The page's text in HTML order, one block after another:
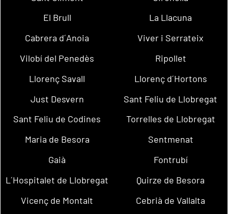
El Brull
La Llacuna
Cabrera d´Anoia
Viver i Serrateix
Vilobí del Penedès
Ripollet
Llorenç Savall
Llorenç d´Hortons
Just Desvern
Sant Feliu de Llobregat
Sant Feliu de Codines
Torrelles de Llobregat
Maria de Besora
Sentmenat
Gaià
Fontrubí
L´Hospitalet de Llobregat
Quirze de Besora
Vicenç de Montalt
Cebrià de Vallalta